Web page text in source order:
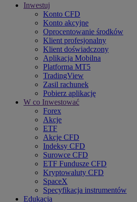
Inwestuj
Konto CFD
Konto akcyjne
Oprocentowanie środków
Klient profesjonalny
Klient doświadczony
Aplikacja Mobilna
Platforma MT5
TradingView
Zasil rachunek
Pobierz aplikację
W co Inwestować
Forex
Akcje
ETF
Akcje CFD
Indeksy CFD
Surowce CFD
ETF Fundusze CFD
Kryptowaluty CFD
SpaceX
Specyfikacja instrumentów
Edukacja